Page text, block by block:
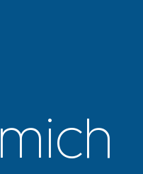
mich